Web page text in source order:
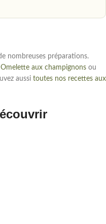
nombreuses préparations.
Omelette aux champignons ou
aussi toutes nos recettes aux